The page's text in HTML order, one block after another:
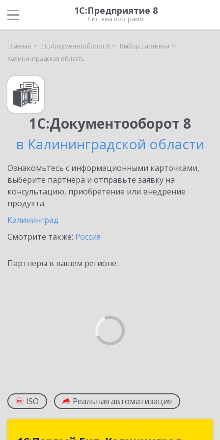
1С:Предприятие 8
Система программ
Главная 1С:Документооборот 8
Выбор партнёра
Калининградская область
1С:Документооборот 8
в Калининградской области
Ознакомьтесь с информационными карточками,
выберите партнёра и отправьте заявку на
консультацию, приобретение или внедрение
продукта.
Калининград
Смотрите также: Россия
Партнеры в вашем регионе:
ISO Реальная автоматизация
1С:Первый Бит, Калининград